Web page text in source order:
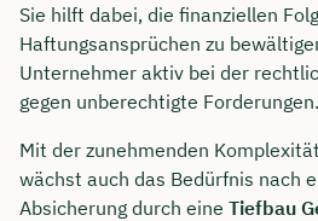
Sie hilft dabei, die finanziellen
Haftungsansprüchen zu
Unternehmer aktiv bei der
gegen unberechtigte Forderungen.
Mit der zunehmenden
wächst auch das Bedürfnis nach
Absicherung durch eine Tiefbau